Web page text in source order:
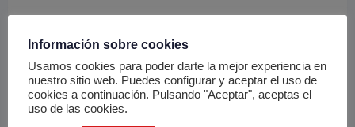
Chat
Enviar Email
Información sobre cookies
Usamos cookies para poder darte la mejor experiencia en
nuestro sitio web. Puedes configurar y aceptar el uso de
cookies a continuación. Pulsando "Aceptar", aceptas el
uso de las cookies.